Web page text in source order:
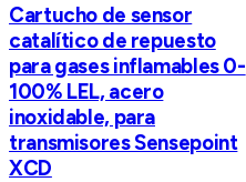
Cartucho de sensor
catalítico de repuesto
para gases inflamables 0-
100% LEL, acero
inoxidable, para
transmisores Sensepoint
XCD